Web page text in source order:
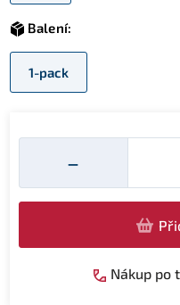
Balení:
1-pack
−
Nákup po